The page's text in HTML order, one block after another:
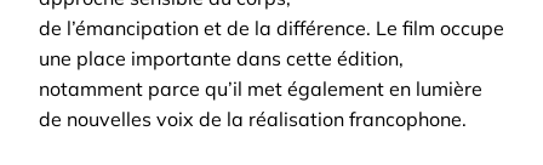
de l’émancipation et de la différence. Le film occupe
une place importante dans cette édition,
notamment parce qu’il met également en lumière
de nouvelles voix de la réalisation francophone.